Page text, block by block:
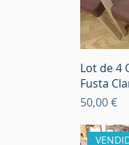
Lot de 4
Fusta
Preu
50,00 €